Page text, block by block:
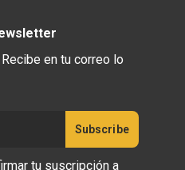
en tu correo lo
tu suscripción a